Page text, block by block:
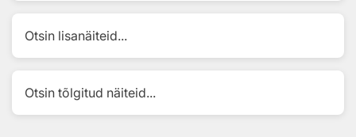
Otsin lisanäiteid...
Otsin tõlgitud näiteid...